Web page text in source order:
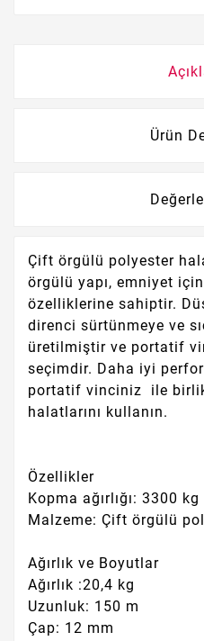
Ürün
Çift örgülü polyester
örgülü yapı, emniyet
özelliklerine sahiptir.
direnci sürtünmeye ve
üretilmiştir ve portatif
seçimdir. Daha iyi
portatif vinciniz ile
halatlarını kullanın.
Özellikler
Kopma ağırlığı: 3300 kg
Malzeme: Çift örgülü
Ağırlık ve Boyutlar
Ağırlık :20,4 kg
Uzunluk: 150 m
Çap: 12 mm